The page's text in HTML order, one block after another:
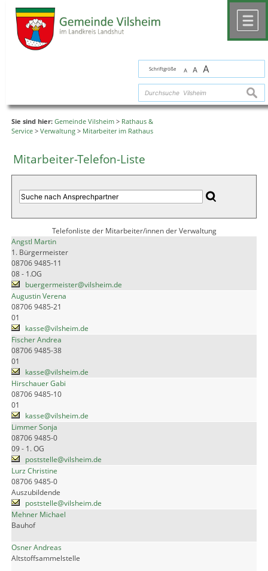
Schriftgröße A A A
Sie sind hier: Gemeinde Vilsheim > Rathaus &
Service > Verwaltung > Mitarbeiter im Rathaus
Mitarbeiter-Telefon-Liste
Telefonliste der Mitarbeiter/innen der Verwaltung
Angstl Martin
1. Bürgermeister
08706 9485-11
08 - 1.OG
buergermeister@vilsheim.de
Augustin Verena
08706 9485-21
01
kasse@vilsheim.de
Fischer Andrea
08706 9485-38
01
kasse@vilsheim.de
Hirschauer Gabi
08706 9485-10
01
kasse@vilsheim.de
Limmer Sonja
08706 9485-0
09 - 1. OG
poststelle@vilsheim.de
Lurz Christine
08706 9485-0
Auszubildende
poststelle@vilsheim.de
Mehner Michael
Bauhof
Osner Andreas
Altstoffsammelstelle